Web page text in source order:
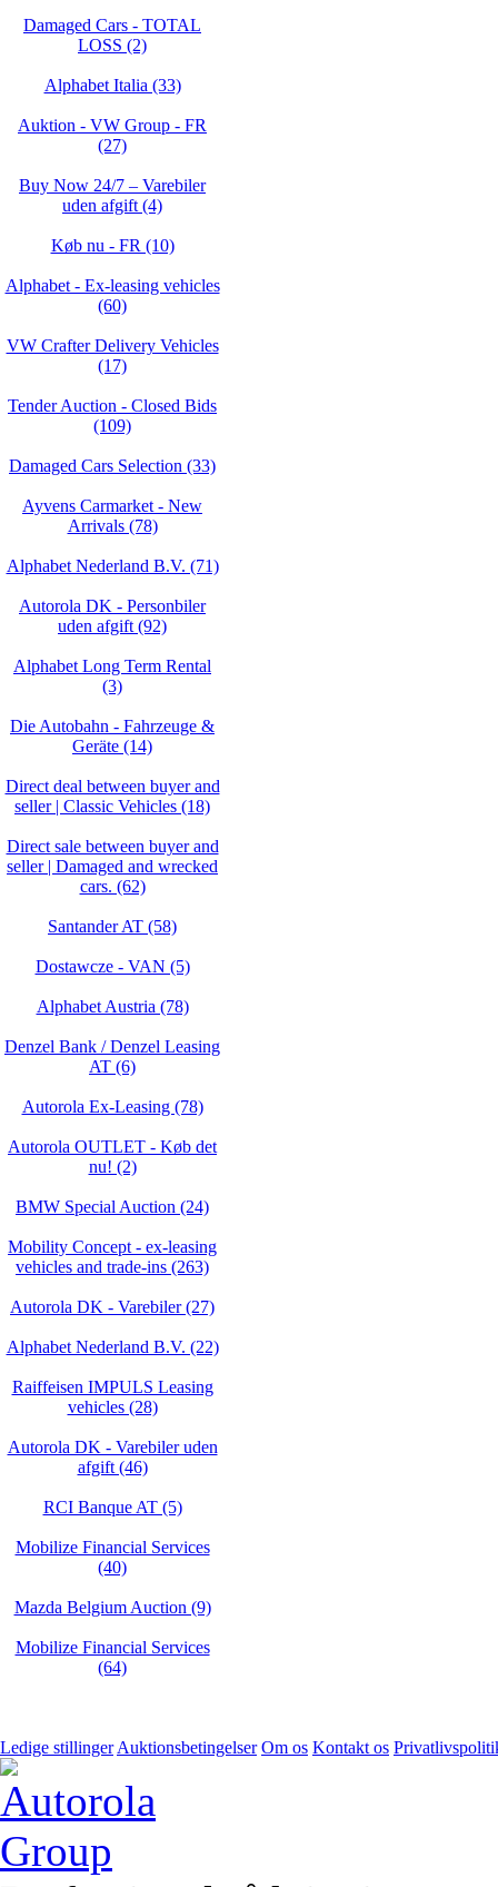
Damaged Cars - TOTAL
LOSS (2)
Alphabet Italia (33)
Auktion - VW Group - FR
(27)
Buy Now 24/7 – Varebiler
uden afgift (4)
Køb nu - FR (10)
Alphabet - Ex-leasing vehicles
(60)
VW Crafter Delivery Vehicles
(17)
Tender Auction - Closed Bids
(109)
Damaged Cars Selection (33)
Ayvens Carmarket - New
Arrivals (78)
Alphabet Nederland B.V. (71)
Autorola DK - Personbiler
uden afgift (92)
Alphabet Long Term Rental
(3)
Die Autobahn - Fahrzeuge &
Geräte (14)
Direct deal between buyer and
seller | Classic Vehicles (18)
Direct sale between buyer and
seller | Damaged and wrecked
cars. (62)
Santander AT (58)
Dostawcze - VAN (5)
Alphabet Austria (78)
Denzel Bank / Denzel Leasing
AT (6)
Autorola Ex-Leasing (78)
Autorola OUTLET - Køb det
nu! (2)
BMW Special Auction (24)
Mobility Concept - ex-leasing
vehicles and trade-ins (263)
Autorola DK - Varebiler (27)
Alphabet Nederland B.V. (22)
Raiffeisen IMPULS Leasing
vehicles (28)
Autorola DK - Varebiler uden
afgift (46)
RCI Banque AT (5)
Mobilize Financial Services
(40)
Mazda Belgium Auction (9)
Mobilize Financial Services
(64)
Ledige stillinger Auktionsbetingelser Om os Kontakt os